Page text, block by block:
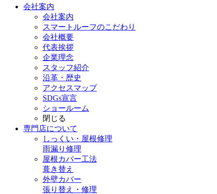
会社案内
会社案内
スマートルーフのこだわり
会社概要
代表挨拶
企業理念
スタッフ紹介
沿革・歴史
アクセスマップ
SDGs宣言
ショールーム
閉じる
専門店について
しっくい・屋根修理
雨漏り修理
屋根カバー工法
葺き替え
外壁カバー
張り替え・修理